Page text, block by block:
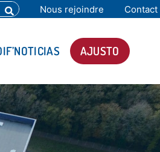
Nous rejoindre Contact
AJUSTO